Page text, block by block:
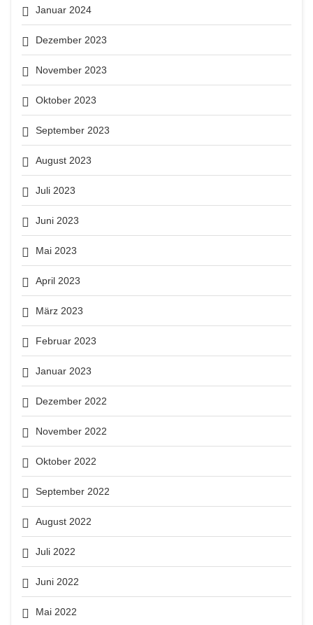
Januar 2024
Dezember 2023
November 2023
Oktober 2023
September 2023
August 2023
Juli 2023
Juni 2023
Mai 2023
April 2023
März 2023
Februar 2023
Januar 2023
Dezember 2022
November 2022
Oktober 2022
September 2022
August 2022
Juli 2022
Juni 2022
Mai 2022